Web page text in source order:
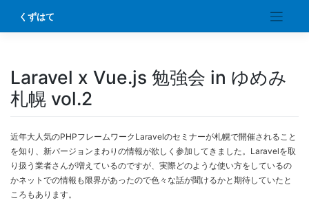
content
くずはて
Laravel x Vue.js 勉強会 in ゆめみ
札幌 vol.2
近年大人気のPHPフレームワークLaravelのセミナーが札幌で開催されること
を知り、新バージョンまわりの情報が欲しく参加してきました。Laravelを取
り扱う業者さんが増えているのですが、実際どのような使い方をしているの
かネットでの情報も限界があったので色々な話が聞けるかと期待していたと
ころもあります。